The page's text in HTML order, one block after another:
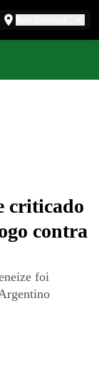
criticado
contra
foi